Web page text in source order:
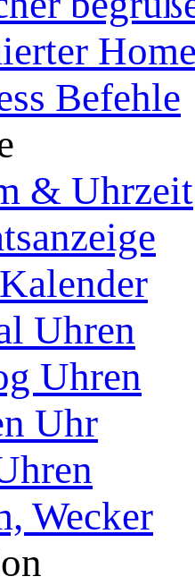
Befehle
& Uhrzeit
Uhren
Uhren
Uhr
Wecker